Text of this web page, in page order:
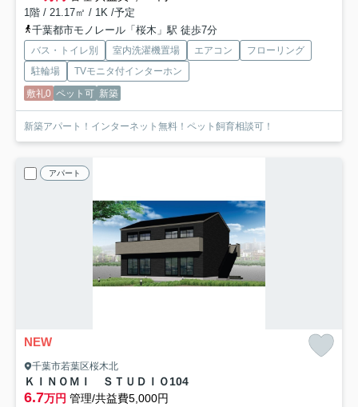
1階 / 21.17㎡ / 1K /予定
千葉都市モノレール「桜木」駅 徒歩7分
バス・トイレ別 室内洗濯機置場 エアコン
フローリング
駐輪場
TVモニタ付インターホン
敷礼0 ペット可 新築
新築アパート！インターネット無料！ペット飼育相談可！
アパート
NEW
千葉市若葉区桜木北
ＫＩＮＯＭＩ ＳＴＵＤＩＯ104
6.7万円 管理/共益費5,000円